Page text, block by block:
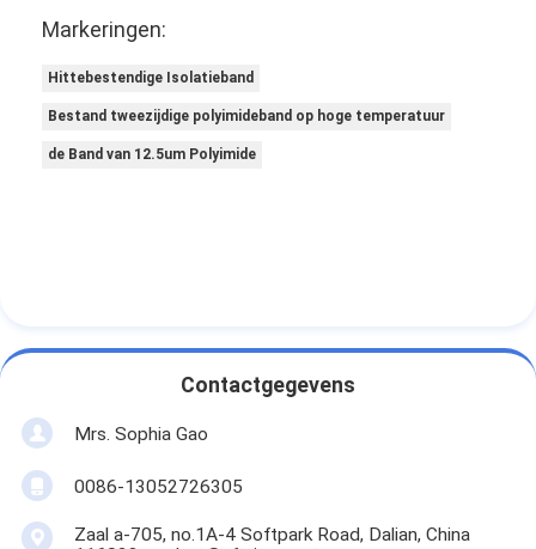
Markeringen:
Hittebestendige Isolatieband
Bestand tweezijdige polyimideband op hoge temperatuur
de Band van 12.5um Polyimide
Contactgegevens
Mrs. Sophia Gao
0086-13052726305
Zaal a-705, no.1A-4 Softpark Road, Dalian, China